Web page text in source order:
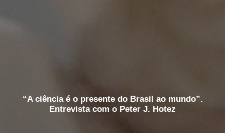
“A ciência é o presente do Brasil ao mundo”.
Entrevista com o Peter J. Hotez